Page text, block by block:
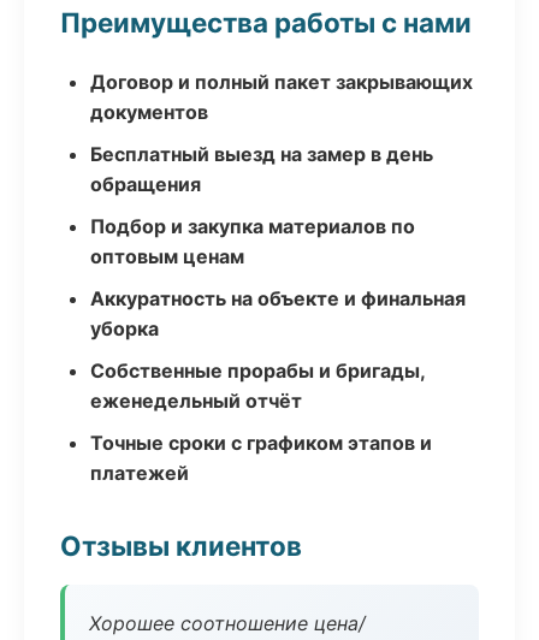
Преимущества работы с нами
Договор и полный пакет закрывающих
документов
Бесплатный выезд на замер в день
обращения
Подбор и закупка материалов по
оптовым ценам
Аккуратность на объекте и финальная
уборка
Собственные прорабы и бригады,
еженедельный отчёт
Точные сроки с графиком этапов и
платежей
Отзывы клиентов
Хорошее соотношение цена/